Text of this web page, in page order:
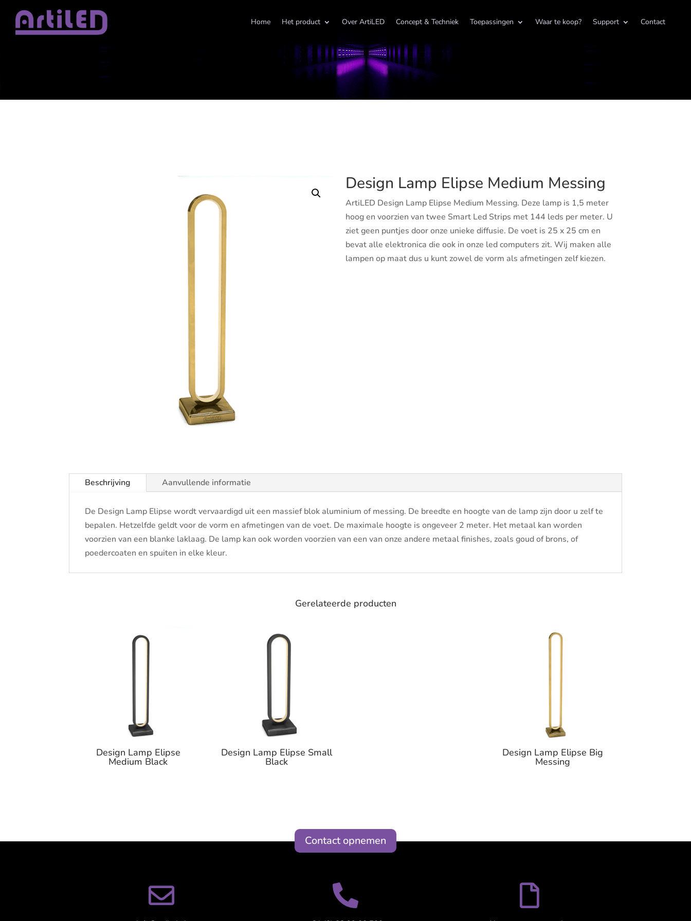
Home Het product Over ArtiLED Concept & Techniek Toepassingen Waar te koop? Support Contact
Design Lamp Elipse Medium Messing
ArtiLED Design Lamp Elipse Medium Messing. Deze lamp is 1,5 meter
hoog en voorzien van twee Smart Led Strips met 144 leds per meter. U
ziet geen puntjes door onze unieke diffusie. De voet is 25 x 25 cm en
bevat alle elektronica die ook in onze led computers zit. Wij maken alle
lampen op maat dus u kunt zowel de vorm als afmetingen zelf kiezen.
Beschrijving Aanvullende informatie
De Design Lamp Elipse wordt vervaardigd uit een massief blok aluminium of messing. De breedte en hoogte van de lamp zijn door u zelf te
bepalen. Hetzelfde geldt voor de vorm en afmetingen van de voet. De maximale hoogte is ongeveer 2 meter. Het metaal kan worden
voorzien van een blanke laklaag. De lamp kan ook worden voorzien van een van onze andere metaal finishes, zoals goud of brons, of
poedercoaten en spuiten in elke kleur.
Gerelateerde producten
Design Lamp Elipse
Medium Black
Design Lamp Elipse Big
Messing
Design Lamp Elipse Small
Black
Contact opnemen
  